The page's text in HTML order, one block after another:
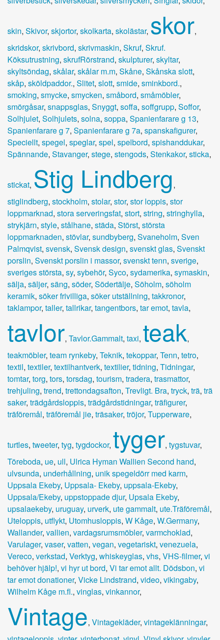
skin, Skivor, skjortor, skolkarta, skolästar, skor,
skridskor, skrivbord, skrivmaskin, Skruf, Skruf.
Köksutrustning, skrufRörstrand, skulpturer, skyltar,
skyltsöndag, skålar, skålar m.m, Skåne, Skånska slott,
skåp, sköldpaddor., Slitet, slott, smide, sminkbord.,
smoking, smycke, smycken, småbord, småmöbler,
smörgåsar, snappsglas, Snyggt, soffa, soffgrupp, Soffor,
Solhjulet, Solhjulets, solna, soppa, Spanienfarare g 13,
Spanienfarare g 7, Spanienfarare g 7a, spanskafigurer,
Speciellt, spegel, speglar, spel, spelbord, spishanddukar,
Spännande, Stavanger, stege, stengods, Stenkakor, sticka,
stickat, Stig Lindberg,
stiglindberg, stockholm, stolar, stor, stor loppis, stor
loppmarknad, stora serveringsfat, stort, string, stringhylla,
strykjärn, style, stålhane, städa, Störst, största
loppmarknaden, stövlar, sundbyberg, Svaneholm, Sven
Palmqvist, svensk, Svensk design, svenskt glas, Svenskt
porslin, Svenskt porslin i massor, svenskt tenn, sverige,
sveriges största, sy, sybehör, Syco, sydamerika, symaskin,
sälja, säljer, säng, söder, Södertälje, Söholm, söholm
keramik, söker frivilliga, söker utställning, takkronor,
taklampor, taller, tallrikar, tangentbors, tar emot, tavla,
tavlor, Tavlor.Gammalt, taxi, teak,
teakmöbler, team rynkeby, Teknik, tekoppar, Tenn, tetro,
textil, textiler, textilhantverk, textilier, tidning, Tidningar,
tomtar, torg, tors, torsdag, tourism, tradera, trasmattor,
trehjuling, trend, trettondagsafton, Trevligt. Bra, tryck, trä, trä
saker, trädgårdsloppis, trädgårdstidningar, träfigurer,
träföremål, träföremål jie, träsaker, tröjor, Tupperware,
turtles, tweeter, tyg, tygdockor, tyger, tygstuvar,
Töreboda, ue, ull, Ulrica Hyman Wallien Second hand,
ulvsunda, underhållning, unik spegeldörr med karm,
Uppsala Ekeby, Uppsala- Ekeby, uppsala-Ekeby,
Uppsala/Ekeby, uppstoppade djur, Upsala Ekeby,
upsalaekeby, uruguay, urverk, ute gammalt, ute.Träföremål,
Uteloppis, utflykt, Utomhusloppis, W Kåge, W.Germany,
Wallander, vallien, vardagsrumsmöbler, varmchoklad,
Varulager, vaser, vatten, vegan, vegetariskt, venezuela,
Vereco, verkstad, Verktyg, whiskeyglas, vhs, VHS-filmer, vi
behöver hjälp!, vi hyr ut bord, Vi tar emot allt. Dödsbon, vi
tar emot donationer, Vicke Lindstrand, video, vikingaby,
Wilhelm Kåge m.fl., vinglas, vinkannor,
Vintage, Vintagekläder, vintageklänningar,